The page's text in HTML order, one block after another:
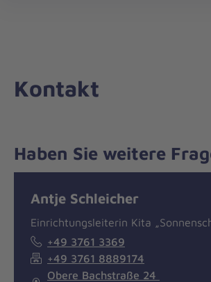
zum
Kontakt
Haben Sie weitere
Antje Schleicher
Einrichtungsleiterin Kita
+49 3761 3369
+49 3761 8889174
Obere Bachstraße 24